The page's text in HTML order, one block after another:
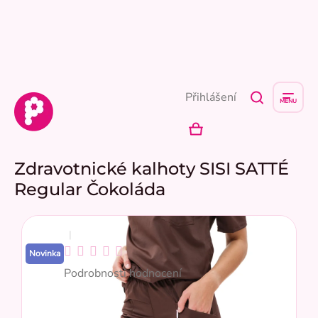
Přihlášení
NÁKUPNÍ
Zdravotnické kalhoty SISI SATTÉ
Regular Čokoláda
Novinka Průměrné
hodnocení
Podrobnosti hodnocení